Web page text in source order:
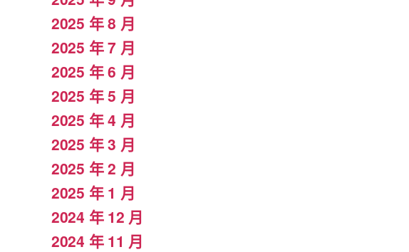
2025 年 8 月
2025 年 7 月
2025 年 6 月
2025 年 5 月
2025 年 4 月
2025 年 3 月
2025 年 2 月
2025 年 1 月
2024 年 12 月
2024 年 11 月